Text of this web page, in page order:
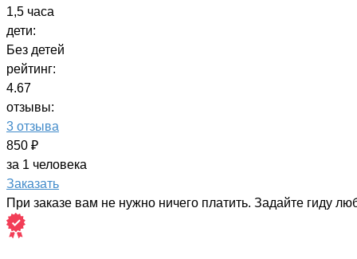
1,5 часа
дети:
Без детей
рейтинг:
4.67
отзывы:
3 отзыва
850 ₽
за 1 человека
Заказать
При заказе вам не нужно ничего платить. Задайте гиду